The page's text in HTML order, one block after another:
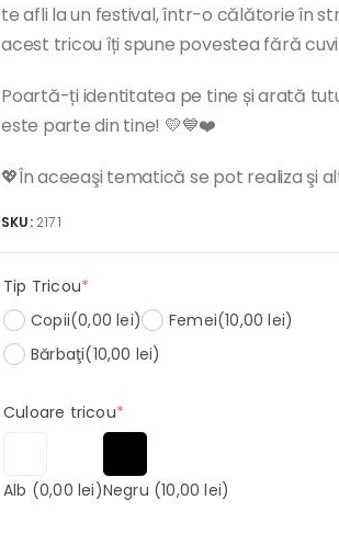
te afli la un festival, într-o călătorie în
acest tricou îți spune povestea fără
Poartă-ți identitatea pe tine și arată
este parte din tine! 💛💙❤️
💖În aceeaşi tematică se pot realiza şi
SKU: 2171
Tip Tricou*
Copii(0,00 lei) Femei(10,00 lei)
Bărbaţi(10,00 lei)
Culoare tricou*(required)
Alb (0,00 lei)Negru (10,00 lei)